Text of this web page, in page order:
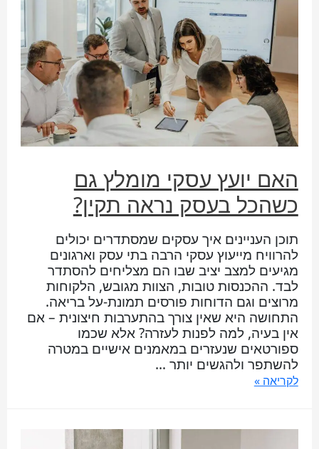
האם יועץ עסקי מומלץ גם
כשהכל בעסק נראה תקין?
תוכן העניינים איך עסקים שמסתדרים יכולים
להרוויח מייעוץ עסקי הרבה בתי עסק וארגונים
מגיעים למצב יציב שבו הם מצליחים להסתדר
לבד. ההכנסות טובות, הצוות מגובש, הלקוחות
מרוצים וגם הדוחות פורסים תמונת-על בריאה.
התחושה היא שאין צורך בהתערבות חיצונית – אם
אין בעיה, למה לפנות לעזרה? אלא שכמו
ספורטאים שנעזרים במאמנים אישיים במטרה
להשתפר ולהגשים יותר …
לקריאה »